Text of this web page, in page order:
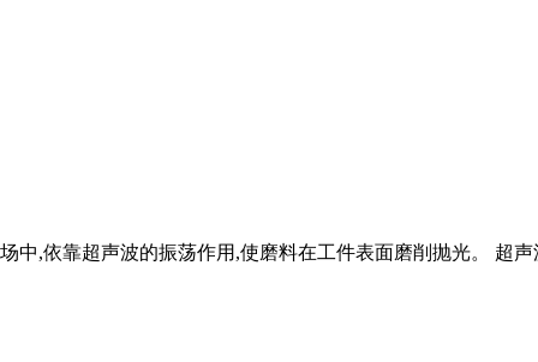
中,依靠超声波的振荡作用,使磨料在工件表面磨削抛光。 超